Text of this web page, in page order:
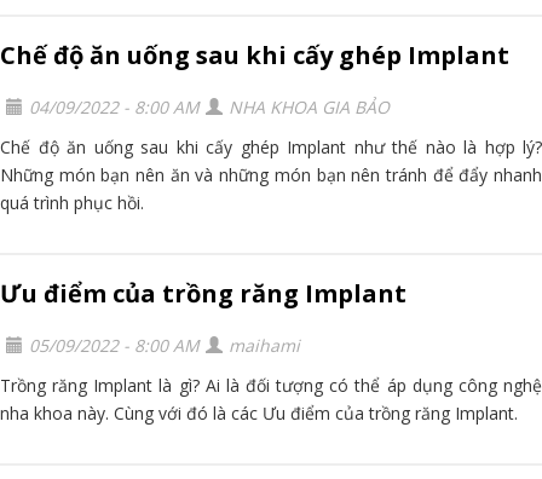
Chế độ ăn uống sau khi cấy ghép Implant
04/09/2022 - 8:00 AM
NHA KHOA GIA BẢO
Chế độ ăn uống sau khi cấy ghép Implant như thế nào là hợp lý?
Những món bạn nên ăn và những món bạn nên tránh để đẩy nhanh
quá trình phục hồi.
Ưu điểm của trồng răng Implant
05/09/2022 - 8:00 AM
maihami
Trồng răng Implant là gì? Ai là đối tượng có thể áp dụng công nghệ
nha khoa này. Cùng với đó là các Ưu điểm của trồng răng Implant.